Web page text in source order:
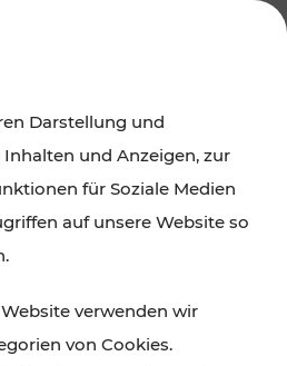
und das Burgenland
und Gastronomie,
– viele
Darstellung und
und Anzeigen, zur
für Soziale Medien
auf unsere Website so
verwenden wir
von Cookies.